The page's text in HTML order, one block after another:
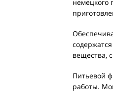
немецкого
вещества,
Питьевой
работы.